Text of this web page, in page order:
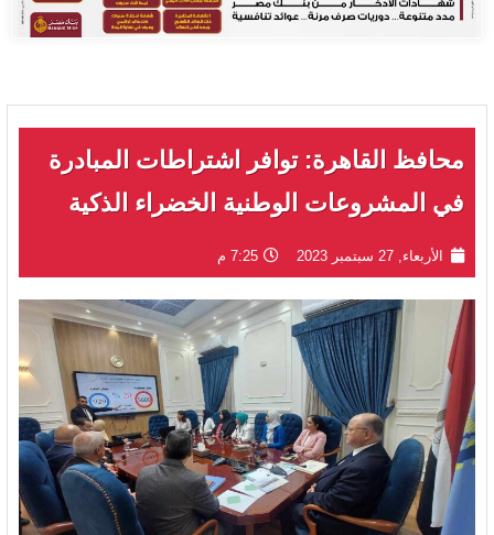
محافظ القاهرة: توافر اشتراطات المبادرة
في المشروعات الوطنية الخضراء الذكية
الأربعاء, 27 سبتمبر 2023 7:25 م